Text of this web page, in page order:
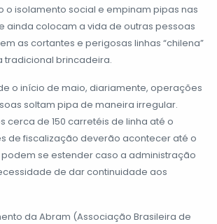
isolamento social e empinam pipas nas
ainda colocam a vida de outras pessoas
as cortantes e perigosas linhas “chilena”
tradicional brincadeira.
o início de maio, diariamente, operações
soltam pipa de maneira irregular.
cerca de 150 carretéis de linha até o
de fiscalização deverão acontecer até o
podem se estender caso a administração
de dar continuidade aos
da Abram (Associação Brasileira de